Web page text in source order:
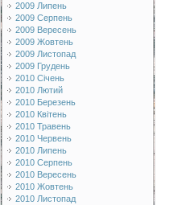
2009 Липень
2009 Серпень
2009 Вересень
2009 Жовтень
2009 Листопад
2009 Грудень
2010 Січень
2010 Лютий
2010 Березень
2010 Квітень
2010 Травень
2010 Червень
2010 Липень
2010 Серпень
2010 Вересень
2010 Жовтень
2010 Листопад